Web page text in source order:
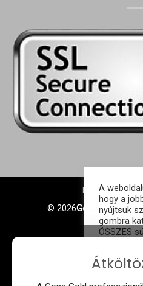
IMPRESSZUM
© 2026Gonagold Kft. |
A
hogy a
nyújtsuk
gombra
ÖSSZES